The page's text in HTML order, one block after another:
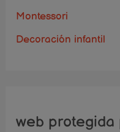
Montessori
Decoración infantil
web protegida